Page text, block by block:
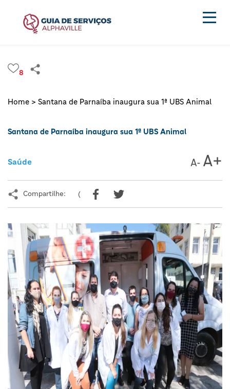
8
Home > Santana de Parnaíba inaugura sua 1ª UBS Animal
Santana de Parnaíba inaugura sua 1ª UBS Animal
Saúde
Compartilhe: (